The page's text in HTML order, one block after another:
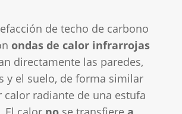
de techo de carbono
ondas de calor infrarrojas
directamente las paredes,
y el suelo, de forma similar
calor radiante de una estufa